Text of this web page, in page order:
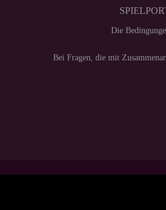
Die
Bei Fragen, die mit